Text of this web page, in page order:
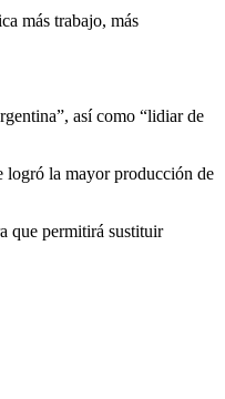
más trabajo, más
así como “lidiar de
logró la mayor producción de
que permitirá sustituir